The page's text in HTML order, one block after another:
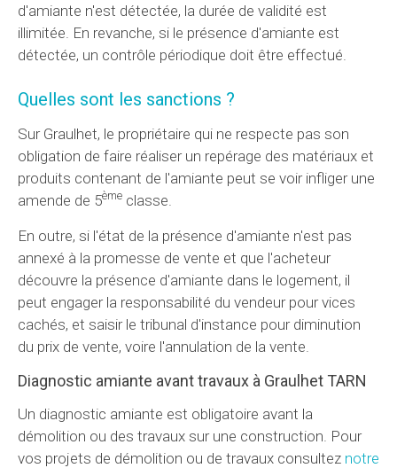
d'amiante n'est détectée, la durée de validité est
illimitée. En revanche, si le présence d'amiante est
détectée, un contrôle périodique doit être effectué.
Quelles sont les sanctions ?
Sur Graulhet, le propriétaire qui ne respecte pas son
obligation de faire réaliser un repérage des matériaux et
produits contenant de l'amiante peut se voir infliger une
amende de 5ème classe.
En outre, si l'état de la présence d'amiante n'est pas
annexé à la promesse de vente et que l'acheteur
découvre la présence d'amiante dans le logement, il
peut engager la responsabilité du vendeur pour vices
cachés, et saisir le tribunal d'instance pour diminution
du prix de vente, voire l'annulation de la vente.
Diagnostic amiante avant travaux à Graulhet TARN
Un diagnostic amiante est obligatoire avant la
démolition ou des travaux sur une construction. Pour
vos projets de démolition ou de travaux consultez notre